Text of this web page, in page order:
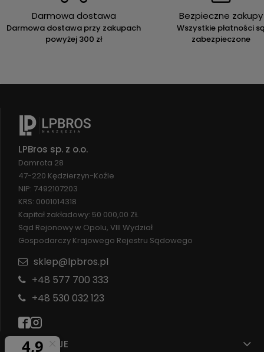
Darmowa dostawa
Darmowa dostawa przy zakupach
powyżej 300 zł
Bezpieczne zakupy
Wszystkie płatności
zabezpieczone
INFORMACJE
LPBros sp. z o.o.
Damrota 28
47-220 Kędzierzyn-Koźle
NIP: 7492107203
KRS: 0001014318
Kapitał zakładowy: 50 000,00 ZŁ
Sąd Rejonowy w Opolu, VIII Wydział
Gospodarczy Krajowego Rejestru Sądowego
sklep@lpbros.pl
+48 577 700 333
+48 530 032 123